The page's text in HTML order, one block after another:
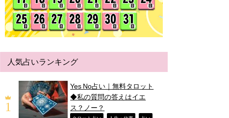
人気占いランキング
Yes No占い｜無料タロット
◆私の質問の答えはイエ
ス？ノー？